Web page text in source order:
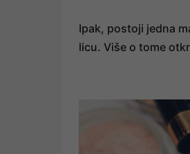
Ipak, postoji jedna
licu. Više o tome